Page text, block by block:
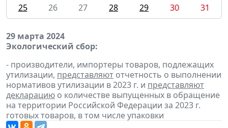
25
26 27 28 29 30 31
29 марта 2024
Экологический сбор:
- производители, импортеры товаров, подлежащих
утилизации, представляют отчетность о выполнении
нормативов утилизации в 2023 г. и представляют
декларацию о количестве выпущенных в обращение
на территории Российской Федерации за 2023 г.
готовых товаров, в том числе упаковки